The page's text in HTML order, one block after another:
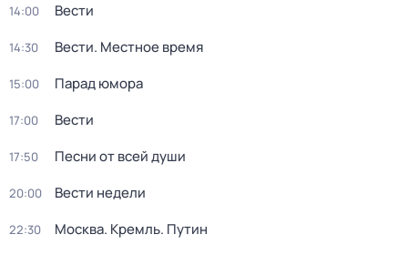
14:00 Вести
14:30 Вести. Местное время
15:00 Парад юмора
17:00 Вести
17:50 Песни от всей души
20:00 Вести недели
22:30 Москва. Кремль. Путин